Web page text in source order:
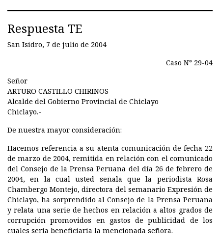
Respuesta TE
San Isidro, 7 de julio de 2004
Caso N° 29-04
Señor
ARTURO CASTILLO CHIRINOS
Alcalde del Gobierno Provincial de Chiclayo
Chiclayo.-
De nuestra mayor consideración:
Hacemos referencia a su atenta comunicación de fecha 22
de marzo de 2004, remitida en relación con el comunicado
del Consejo de la Prensa Peruana del día 26 de febrero de
2004, en la cual usted señala que la periodista Rosa
Chambergo Montejo, directora del semanario Expresión de
Chiclayo, ha sorprendido al Consejo de la Prensa Peruana
y relata una serie de hechos en relación a altos grados de
corrupción promovidos en gastos de publicidad de los
cuales sería beneficiaria la mencionada señora.